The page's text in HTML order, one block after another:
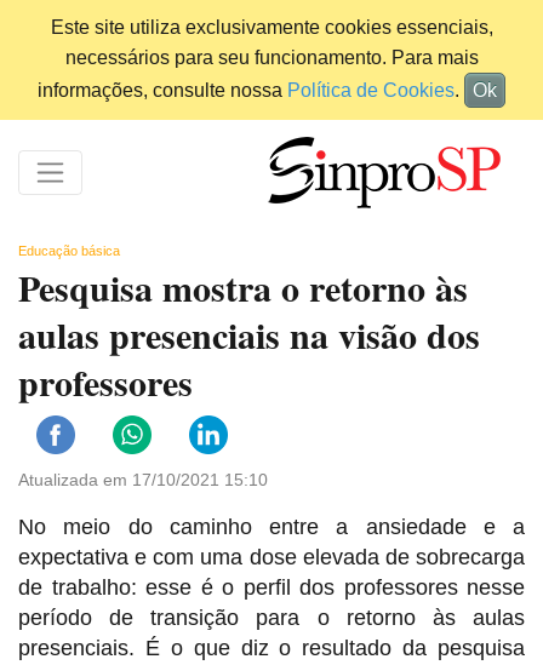
Este site utiliza exclusivamente cookies essenciais,
necessários para seu funcionamento. Para mais
informações, consulte nossa Política de Cookies. Ok
Educação básica
Pesquisa mostra o retorno às
aulas presenciais na visão dos
professores
Atualizada em 17/10/2021 15:10
No meio do caminho entre a ansiedade e a
expectativa e com uma dose elevada de sobrecarga
de trabalho: esse é o perfil dos professores nesse
período de transição para o retorno às aulas
presenciais. É o que diz o resultado da pesquisa